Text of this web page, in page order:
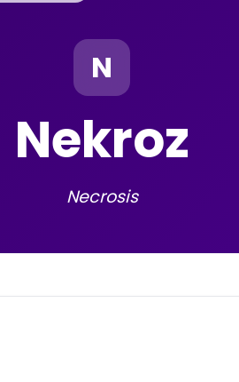
N
Nekroz
Necrosis